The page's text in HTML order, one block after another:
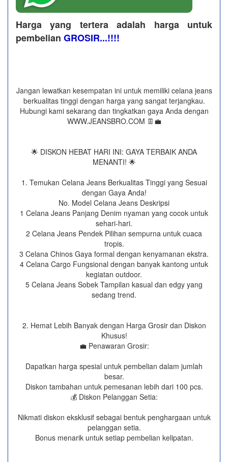
Harga yang tertera adalah harga untuk
pembelian GROSIR...!!!!
Jangan lewatkan kesempatan ini untuk memiliki celana jeans
berkualitas tinggi dengan harga yang sangat terjangkau.
Hubungi kami sekarang dan tingkatkan gaya Anda dengan
WWW.JEANSBRO.COM 👖💼
🌟 DISKON HEBAT HARI INI: GAYA TERBAIK ANDA
MENANTI! 🌟
1. Temukan Celana Jeans Berkualitas Tinggi yang Sesuai
dengan Gaya Anda!
No. Model Celana Jeans Deskripsi
1 Celana Jeans Panjang Denim nyaman yang cocok untuk
sehari-hari.
2 Celana Jeans Pendek Pilihan sempurna untuk cuaca
tropis.
3 Celana Chinos Gaya formal dengan kenyamanan ekstra.
4 Celana Cargo Fungsional dengan banyak kantong untuk
kegiatan outdoor.
5 Celana Jeans Sobek Tampilan kasual dan edgy yang
sedang trend.
2. Hemat Lebih Banyak dengan Harga Grosir dan Diskon
Khusus!
💼 Penawaran Grosir:
Dapatkan harga spesial untuk pembelian dalam jumlah
besar.
Diskon tambahan untuk pemesanan lebih dari 100 pcs.
💰 Diskon Pelanggan Setia:
Nikmati diskon eksklusif sebagai bentuk penghargaan untuk
pelanggan setia.
Bonus menarik untuk setiap pembelian kelipatan.